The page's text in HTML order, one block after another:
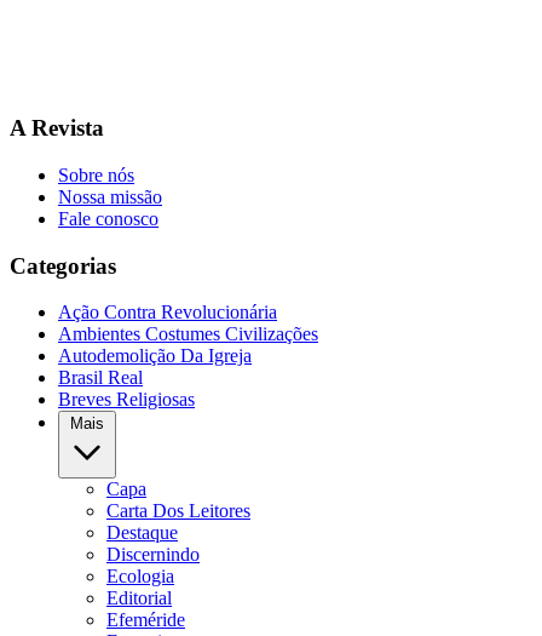
A Revista
Sobre nós
Nossa missão
Fale conosco
Categorias
Ação Contra Revolucionária
Ambientes Costumes Civilizações
Autodemolição Da Igreja
Brasil Real
Breves Religiosas
Mais
Capa
Carta Dos Leitores
Destaque
Discernindo
Ecologia
Editorial
Efeméride